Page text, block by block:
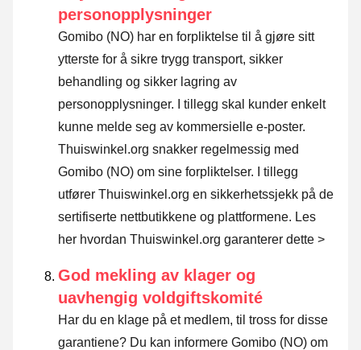
personopplysninger
Gomibo (NO) har en forpliktelse til å gjøre sitt
ytterste for å sikre trygg transport, sikker
behandling og sikker lagring av
personopplysninger. I tillegg skal kunder enkelt
kunne melde seg av kommersielle e-poster.
Thuiswinkel.org snakker regelmessig med
Gomibo (NO) om sine forpliktelser. I tillegg
utfører Thuiswinkel.org en sikkerhetssjekk på de
sertifiserte nettbutikkene og plattformene. Les
her hvordan Thuiswinkel.org garanterer dette >
God mekling av klager og
uavhengig voldgiftskomité
Har du en klage på et medlem, til tross for disse
garantiene? Du kan informere Gomibo (NO) om